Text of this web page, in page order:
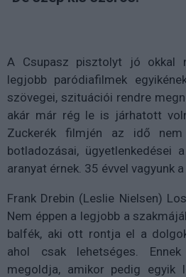
A Csupasz pisztolyt jó okkal
legjobb paródiafilmek
szövegei, szituációi rendre
akár már rég le is járhatott
Zuckerék filmjén az idő
botladozásai, ügyetlenkedései
aranyat érnek. 35 évvel vagyunk
Frank Drebin (Leslie Nielsen)
Nem éppen a legjobb a
balfék, aki ott rontja el a
ahol csak lehetséges.
megoldja, amikor pedig egyik